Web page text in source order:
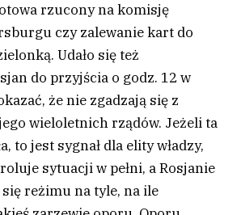
rzucony na komisję
czy zalewanie kart do
Udało się też
do przyjścia o godz. 12 w
że nie zgadzają się z
wieloletnich rządów. Jeżeli ta
to jest sygnał dla elity władzy,
sytuacji w pełni, a Rosjanie
reżimu na tyle, na ile